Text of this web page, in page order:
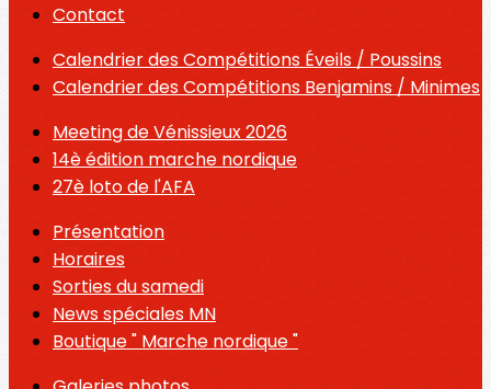
Contact
Calendrier des Compétitions Éveils / Poussins
Calendrier des Compétitions Benjamins / Minimes
Meeting de Vénissieux 2026
14è édition marche nordique
27è loto de l'AFA
Présentation
Horaires
Sorties du samedi
News spéciales MN
Boutique " Marche nordique "